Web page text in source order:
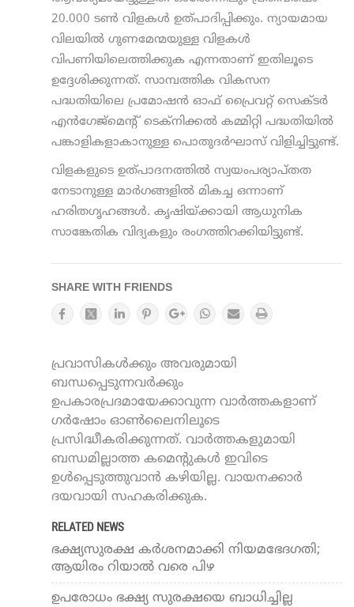
20.000 ടണ്‍ വിളകള്‍ ഉത്പാദിപ്പിക്കും. ന്യായമായ
വിലയില്‍ ഗുണമേന്മയുള്ള വിളകള്‍
വിപണിയിലെത്തിക്കുക എന്നതാണ് ഇതിലൂടെ
ഉദ്ദേശിക്കുന്നത്. സാമ്പത്തിക വികസന
പദ്ധതിയിലെ പ്രമോഷന്‍ ഓഫ് പ്രൈവറ്റ് സെക്ടര്‍
എന്‍ഗേജ്മെന്‍റ് ടെക്നിക്കല്‍ കമ്മിറ്റി പദ്ധതിയില്‍
പങ്കാളികളാകാനുള്ള പൊതുദര്‍ഘാസ് വിളിച്ചിട്ടുണ്ട്.
വിളകളുടെ ഉത്പാദനത്തില്‍ സ്വയംപര്യാപ്തത
നേടാനുള്ള മാര്‍ഗങ്ങളില്‍ മികച്ച ഒന്നാണ്
ഹരിതഗൃഹങ്ങള്‍. കൃഷിയ്ക്കായി ആധുനിക
സാങ്കേതിക വിദ്യകളും രംഗത്തിറക്കിയിട്ടുണ്ട്.
SHARE WITH FRIENDS
പ്രവാസികൾക്കും അവരുമായി
ബന്ധപ്പെടുന്നവർക്കും
ഉപകാരപ്രദമായേക്കാവുന്ന വാർത്തകളാണ്
ഗർഷോം ഓൺലൈനിലൂടെ
പ്രസിദ്ധീകരിക്കുന്നത്. വാർത്തകളുമായി
ബന്ധമില്ലാത്ത കമെന്റുകൾ ഇവിടെ
ഉൾപ്പെടുത്തുവാൻ കഴിയില്ല. വായനക്കാർ
ദയവായി സഹകരിക്കുക.
RELATED NEWS
ഭക്ഷ്യസുരക്ഷ കര്‍ശനമാക്കി നിയമഭേദഗതി;
ആയിരം റിയാല്‍ വരെ പിഴ
ഉപരോധം ഭക്ഷ്യ സുരക്ഷയെ ബാധിച്ചില്ല